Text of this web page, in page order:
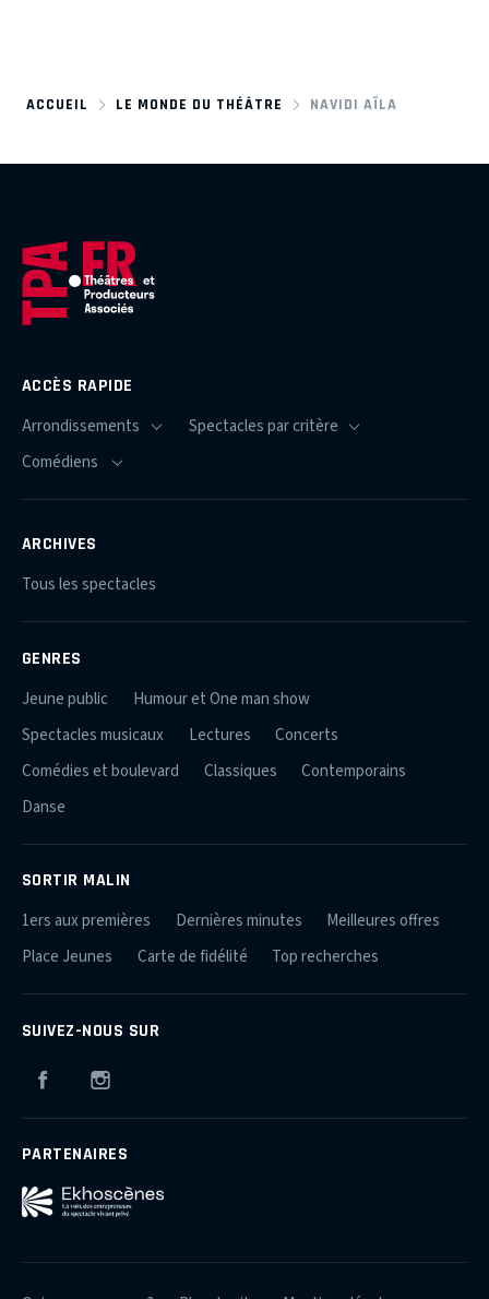
ACCUEIL LE MONDE DU THÉÂTRE NAVIDI AÏLA
ACCÈS RAPIDE
ARCHIVES
Tous les spectacles
GENRES
Jeune public
Humour et One man show
Spectacles musicaux
Lectures
Concerts
Comédies et boulevard
Classiques
Contemporains
Danse
SORTIR MALIN
1ers aux premières Dernières minutes
Meilleures offres
Place Jeunes
Carte de fidélité Top recherches
SUIVEZ-NOUS SUR
Facebook
PARTENAIRES